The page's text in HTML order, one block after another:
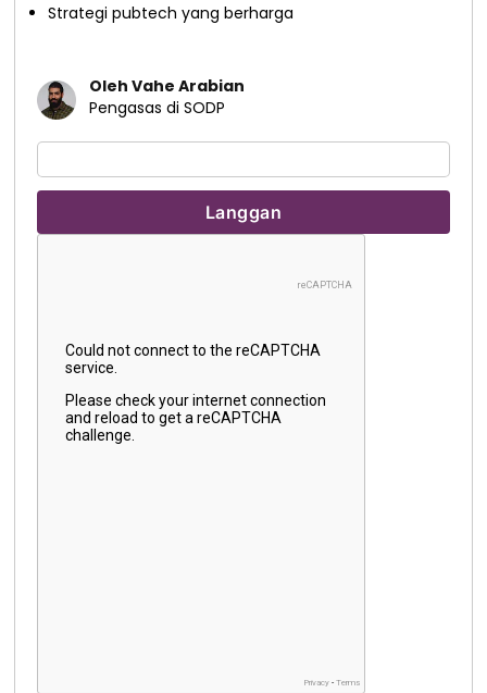
Strategi pubtech yang berharga
Oleh Vahe Arabian
Pengasas di SODP